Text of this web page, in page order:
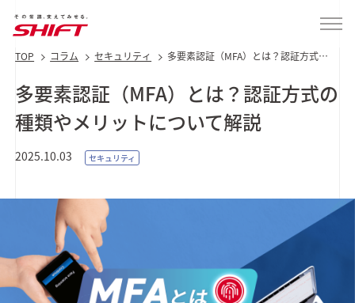
TOP コラム セキュリティ
多要素認証（MFA）とは？認証方式の
多要素認証（MFA）とは？認証方式の
種類やメリットについて解説
2025.10.03 セキュリティ